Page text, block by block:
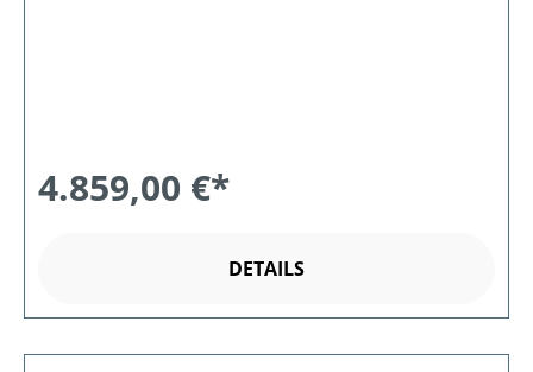
4.859,00 €*
DETAILS